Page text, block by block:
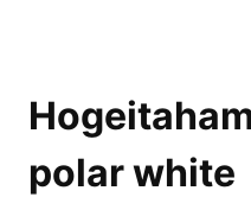
polar white